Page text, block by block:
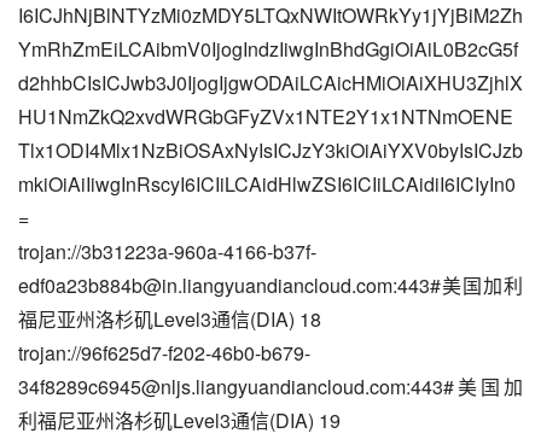
I6ICJhNjBlNTYzMi0zMDY5LTQxNWItOWRkYy1jYjBiM2Zh
YmRhZmEiLCAibmV0IjogIndzIiwgInBhdGgiOiAiL0B2cG5f
d2hhbCIsICJwb3J0IjogIjgwODAiLCAicHMiOiAiXHU3ZjhlX
HU1NmZkQ2xvdWRGbGFyZVx1NTE2Y1x1NTNmOENE
Tlx1ODI4Mlx1NzBiOSAxNyIsICJzY3kiOiAiYXV0byIsICJzb
mkiOiAiIiwgInRscyI6ICIiLCAidHlwZSI6ICIiLCAidiI6ICIyIn0
=
trojan://3b31223a-960a-4166-b37f-
edf0a23b884b@in.liangyuandiancloud.com:443#美国加利
福尼亚州洛杉矶Level3通信(DIA) 18
trojan://96f625d7-f202-46b0-b679-
34f8289c6945@nljs.liangyuandiancloud.com:443#美国加
利福尼亚州洛杉矶Level3通信(DIA) 19